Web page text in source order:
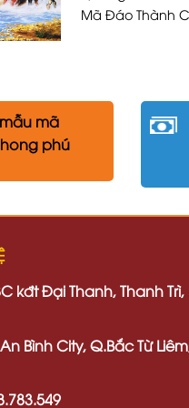
Mã Đáo Thành
mã
phú
kđt Đại Thanh, Thanh Trì,
Bình City, Q.Bắc Từ